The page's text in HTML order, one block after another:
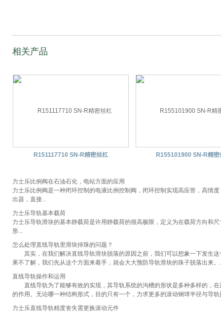
相关产品
R151117710 SN-R精密丝杠 R155101900 SN-R精密
力士乐比例阀在石油石化，电站方面的应用
力士乐比例阀是一种闭环控制的电液比例控制阀，闭环控制实现高应答，高情
出器，直接...
力士乐导轨基本载荷
力士乐导轨滑块的基本静载荷是许用静载荷的很高极限，定义为在载荷方向和
形...
怎么处理直线导轨里滑块掉珠的问题？
其实，在我们解决直线导轨滑块脱落的原因之前，我们可以想象一下发生这
果不了解，我们先从这个方面来着手，就会大大预防导轨滑块的珠子脱落出来。
直线导轨操作和运用
直线导轨为了能够有效的实现，其导轨系统的沟槽的形状是多种多样的，在
的作用。无论哪一种结构形式，目的只有一个，力求更多的滚动钢球半径与导
力士乐直线导轨精度丧失需更换滚动元件